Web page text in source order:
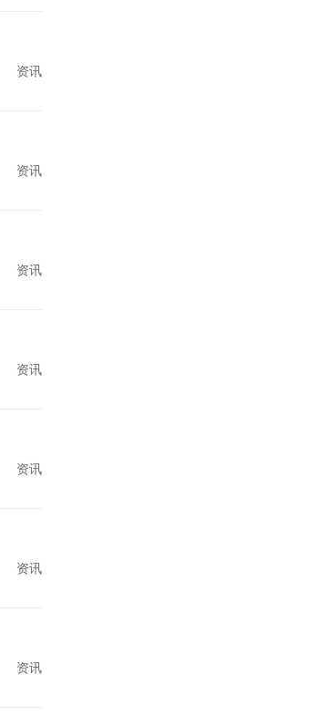
资讯
资讯
资讯
资讯
资讯
资讯
资讯